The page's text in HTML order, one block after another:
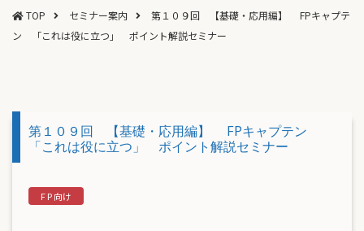
TOP セミナー案内
第１０９回 【基礎・応用編】 FPキャプテ
ン 「これは役に立つ」 ポイント解説セミナー
第１０９回 【基礎・応用編】 FPキャプテン
「これは役に立つ」 ポイント解説セミナー